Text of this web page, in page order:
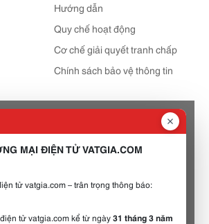
Hướng dẫn
Quy chế hoạt động
Cơ chế giải quyết tranh chấp
Chính sách bảo vệ thông tin
MẠI ĐIỆN TỬ VATGIA.COM
tử vatgia.com – trân trọng thông báo:
tử vatgia.com kể từ ngày31 tháng 3 năm